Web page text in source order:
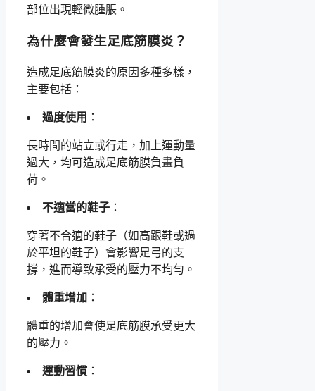
部位出現輕微腫脹。
為什麼會發生足底筋膜炎？
造成足底筋膜炎的原因多種多樣，
主要包括：
過度使用 ：
長時間的站立或行走，加上運動量
過大，均可造成足底筋膜負畫負
荷。
不適當的鞋子 ：
穿著不合適的鞋子（如高跟鞋或過
於平坦的鞋子）會影響足弓的支
撐，進而導致承受的壓力不均勻。
體重增加 ：
體重的增加會使足底筋膜承受更大
的壓力。
運動習慣 ：